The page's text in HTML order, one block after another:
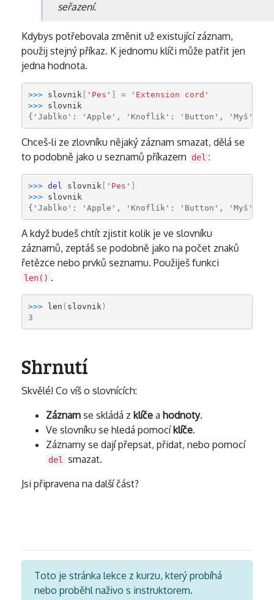
seřazení.
Kdybys potřebovala změnit už existující záznam,
použij stejný příkaz. K jednomu klíči může patřit jen
jedna hodnota.
>>> slovnik [ 'Pes' ] =
'Extension cord'
>>> slovnik
{'Jablko': 'Apple', 'Knoflík': 'Button', 'Myš':
Chceš-li ze zlovníku nějaký záznam smazat, dělá se
to podobně jako u seznamů příkazem
del :
>>> del slovnik [ 'Pes' ]
>>> slovnik
{'Jablko': 'Apple', 'Knoflík': 'Button', 'Myš':
A když budeš chtít zjistit kolik je ve slovníku
záznamů, zeptáš se podobně jako na počet znaků
řetězce nebo prvků seznamu. Použiješ funkci
len() .
>>> len ( slovnik )
3
Shrnutí
Skvělé! Co víš o slovnících:
Záznam se skládá z klíče a hodnoty.
Ve slovníku se hledá pomocí klíče.
Záznamy se dají přepsat, přidat, nebo pomocí
del
smazat.
Jsi připravena na další část?
Toto je stránka lekce z kurzu, který probíhá
nebo proběhl naživo s instruktorem.